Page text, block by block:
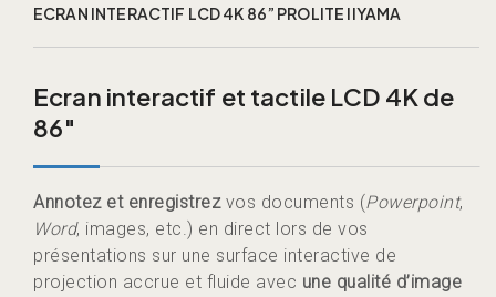
ECRAN INTERACTIF LCD 4K 86” PROLITE IIYAMA
Ecran interactif et tactile LCD 4K de
86″
Annotez et enregistrezvos documents (Powerpoint,
Word, images, etc.) en direct lors de vos
présentations sur une surface interactive de
projection accrue et fluide avec une qualité d’image